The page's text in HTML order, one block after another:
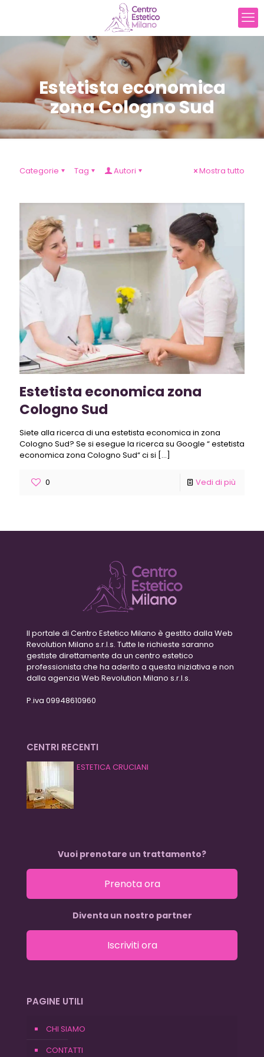
Estetista economica
zona Cologno Sud
Categorie Tag Autori Mostra tutto
Estetista economica zona
Cologno Sud
Siete alla ricerca di una estetista economica in zona
Cologno Sud? Se si esegue la ricerca su Google “ estetista
economica zona Cologno Sud“ ci si […]
0 Vedi di più
Il portale di Centro Estetico Milano è gestito dalla Web
Revolution Milano s.r.l.s. Tutte le richieste saranno
gestiste direttamente da un centro estetico
professionista che ha aderito a questa iniziativa e non
dalla agenzia Web Revolution Milano s.r.l.s.
P.iva 09948610960
CENTRI RECENTI
ESTETICA CRUCIANI
Vuoi prenotare un trattamento?
Prenota ora
Diventa un nostro partner
Iscriviti ora
PAGINE UTILI
CHI SIAMO
CONTATTI